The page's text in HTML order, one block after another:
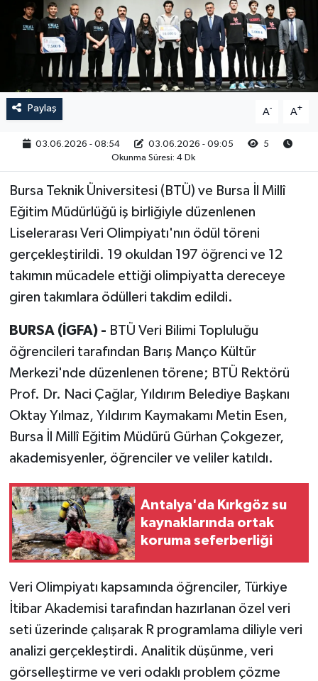
Paylaş A- A+
03.06.2026 - 08:54 03.06.2026 - 09:05
5
Okunma Süresi: 4 Dk
Bursa Teknik Üniversitesi (BTÜ) ve Bursa İl Millî
Eğitim Müdürlüğü iş birliğiyle düzenlenen
Liselerarası Veri Olimpiyatı'nın ödül töreni
gerçekleştirildi. 19 okuldan 197 öğrenci ve 12
takımın mücadele ettiği olimpiyatta dereceye
giren takımlara ödülleri takdim edildi.
BURSA (İGFA) - BTÜ Veri Bilimi Topluluğu
öğrencileri tarafından Barış Manço Kültür
Merkezi'nde düzenlenen törene; BTÜ Rektörü
Prof. Dr. Naci Çağlar, Yıldırım Belediye Başkanı
Oktay Yılmaz, Yıldırım Kaymakamı Metin Esen,
Bursa İl Millî Eğitim Müdürü Gürhan Çokgezer,
akademisyenler, öğrenciler ve veliler katıldı.
Antalya'da Kırkgöz su
kaynaklarında ortak
koruma seferberliği
Veri Olimpiyatı kapsamında öğrenciler, Türkiye
İtibar Akademisi tarafından hazırlanan özel veri
seti üzerinde çalışarak R programlama diliyle veri
analizi gerçekleştirdi. Analitik düşünme, veri
görselleştirme ve veri odaklı problem çözme
RESMİ İLAN